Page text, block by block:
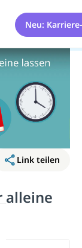
Neu:
Link teilen
alleine